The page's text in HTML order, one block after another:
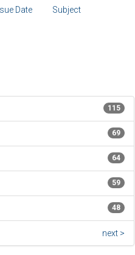
Date Subject
115
69
64
59
48
next >